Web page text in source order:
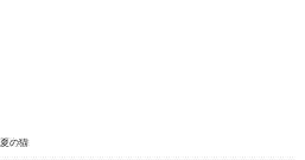
の猫